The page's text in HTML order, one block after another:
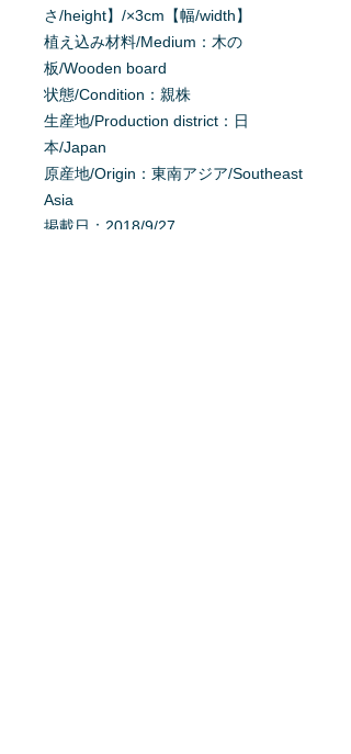
さ/height】/×3cm【幅/width】
植え込み材料/Medium：木の
板/Wooden board
状態/Condition：親株
生産地/Production district：日
本/Japan
原産地/Origin：東南アジア/Southeast
Asia
掲載日：2018/9/27